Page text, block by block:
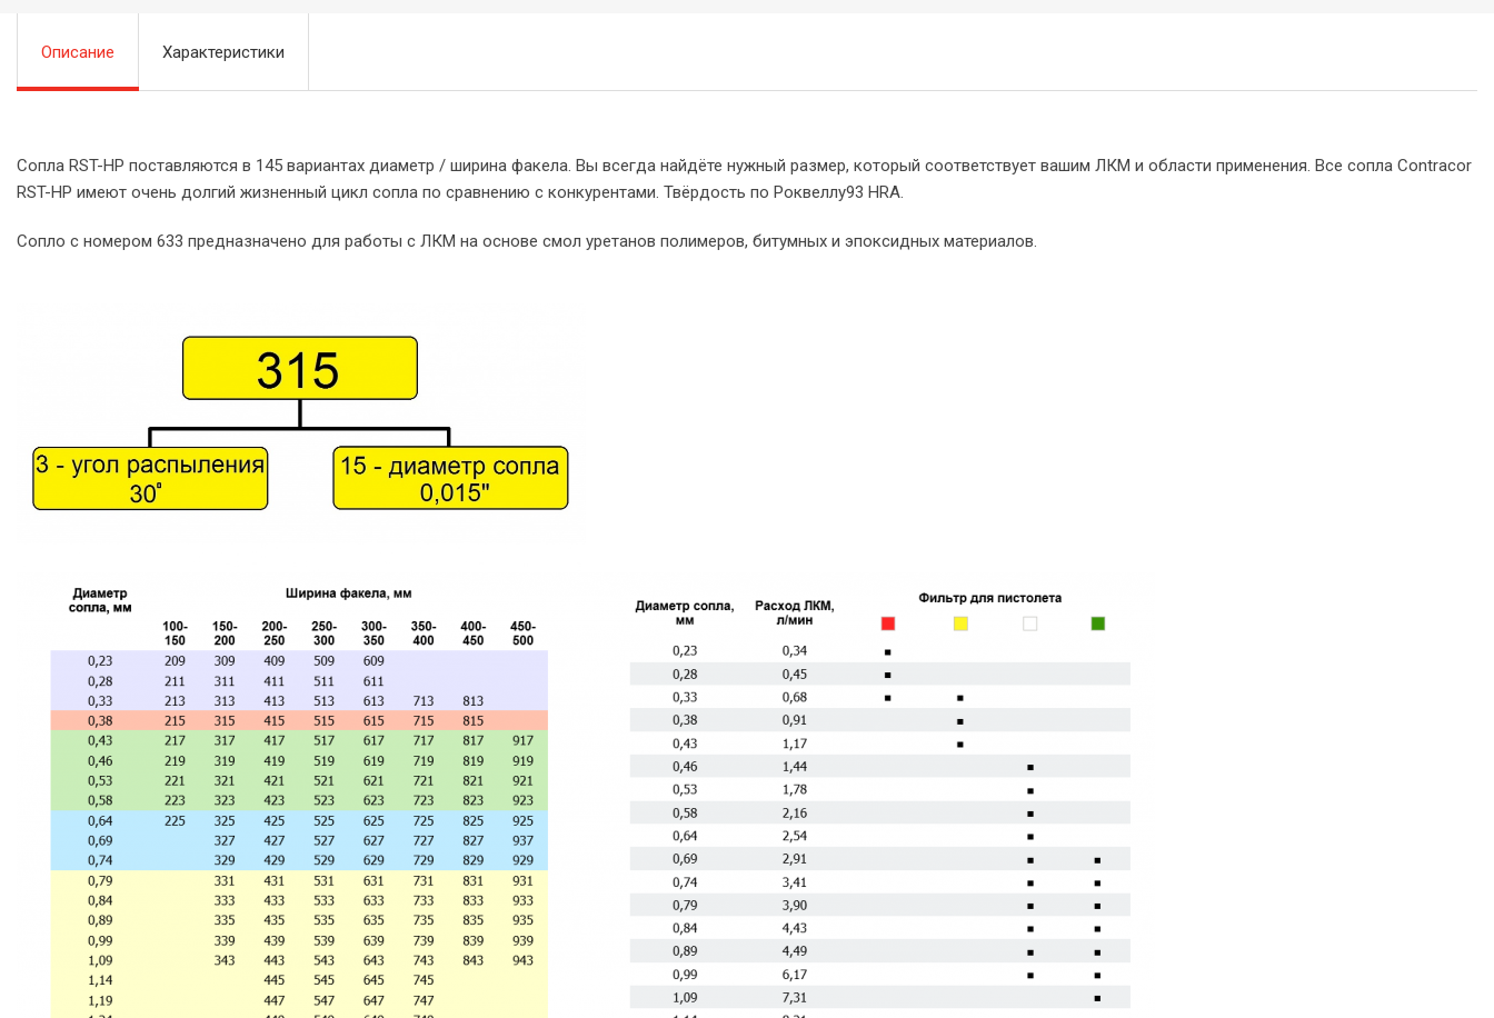
Описание Характеристики
Сопла RST-HP поставляются в 145 вариантах диаметр / ширина факела. Вы всегда найдёте нужный размер, который соответствует вашим ЛКМ и области применения. Все сопла Contracor
RST-HP имеют очень долгий жизненный цикл сопла по сравнению с конкурентами. Твёрдость по Роквеллу93 HRA.
Сопло с номером 633 предназначено для работы с ЛКМ на основе смол уретанов полимеров, битумных и эпоксидных материалов.